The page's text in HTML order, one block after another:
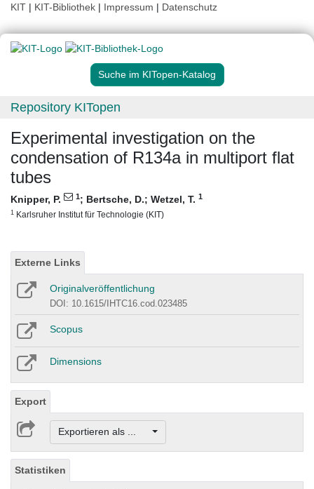
KIT | KIT-Bibliothek | Impressum | Datenschutz
Suche im KITopen-Katalog
Repository KITopen
Experimental investigation on the
condensation of R134a in multiport flat
tubes
Knipper, P. 1; Bertsche, D.; Wetzel, T. 1
1 Karlsruher Institut für Technologie (KIT)
Externe Links
Originalveröffentlichung
DOI: 10.1615/IHTC16.cod.023485
Scopus
Dimensions
Export
Exportieren als ...
Statistiken